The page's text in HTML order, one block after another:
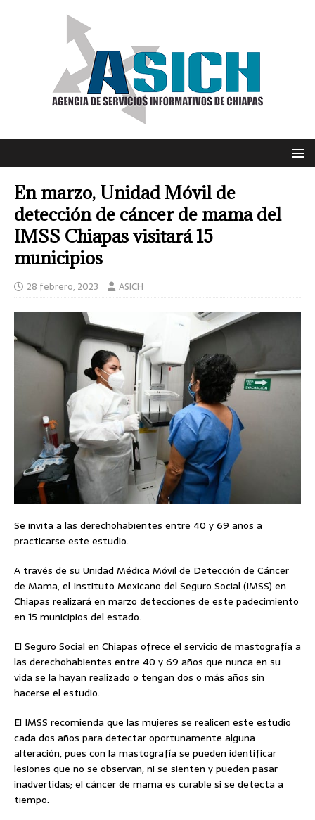
En marzo, Unidad Móvil de
detección de cáncer de mama del
IMSS Chiapas visitará 15
municipios
28 febrero, 2023 ASICH
Se invita a las derechohabientes entre 40 y 69 años a
practicarse este estudio.
A través de su Unidad Médica Móvil de Detección de Cáncer
de Mama, el Instituto Mexicano del Seguro Social (IMSS) en
Chiapas realizará en marzo detecciones de este padecimiento
en 15 municipios del estado.
El Seguro Social en Chiapas ofrece el servicio de mastografía a
las derechohabientes entre 40 y 69 años que nunca en su
vida se la hayan realizado o tengan dos o más años sin
hacerse el estudio.
El IMSS recomienda que las mujeres se realicen este estudio
cada dos años para detectar oportunamente alguna
alteración, pues con la mastografía se pueden identificar
lesiones que no se observan, ni se sienten y pueden pasar
inadvertidas; el cáncer de mama es curable si se detecta a
tiempo.